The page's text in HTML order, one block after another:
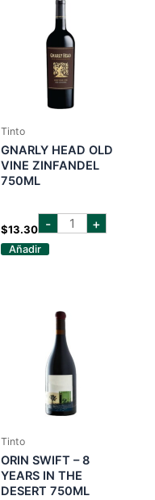
Tinto
GNARLY HEAD OLD
VINE ZINFANDEL
750ML
$13.30 - gnarly
head +
Añadir
Tinto
ORIN SWIFT – 8
YEARS IN THE
DESERT 750ML